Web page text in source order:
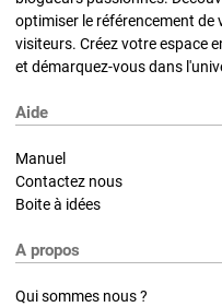
optimiser le référencement
visiteurs. Créez votre espace
et démarquez-vous dans
Aide
Manuel
Contactez nous
Boite à idées
A propos
Qui sommes nous ?